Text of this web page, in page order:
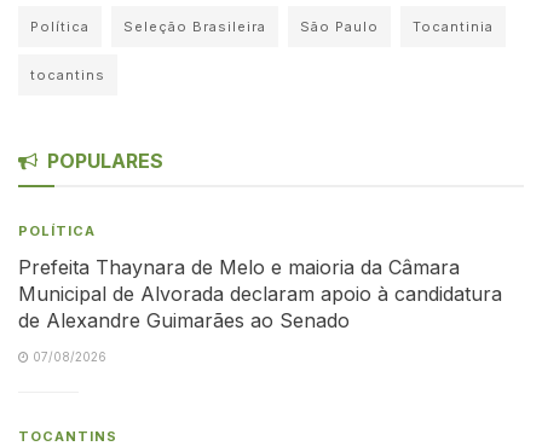
Política Seleção Brasileira São Paulo Tocantinia
tocantins
POPULARES
POLÍTICA
Prefeita Thaynara de Melo e maioria da Câmara
Municipal de Alvorada declaram apoio à candidatura
de Alexandre Guimarães ao Senado
07/08/2026
TOCANTINS